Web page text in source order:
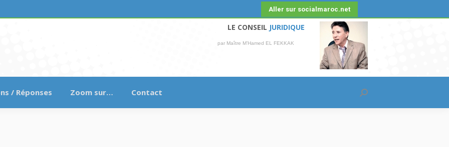
Aller sur socialmaroc.net
LE CONSEIL JURIDIQUE
par Maître M’Hamed EL FEKKAK
/ Réponses Zoom sur… Contact
Recherche